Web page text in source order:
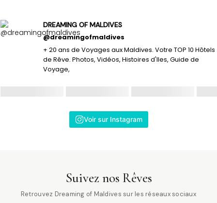
DREAMING OF MALDIVES
@dreamingofmaldives
+ 20 ans de Voyages aux Maldives. Votre TOP 10 Hôtels
de Rêve. Photos, Vidéos, Histoires d'Iles, Guide de
Voyage,
Voir sur Instagram
Suivez nos Rêves
Retrouvez Dreaming of Maldives sur les réseaux sociaux